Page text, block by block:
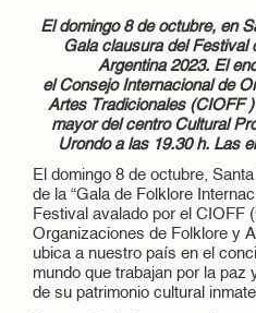
El domingo 8 de octubre, en
Gala clausura del Festival
Argentina 2023. El
el Consejo Internacional de
Artes Tradicionales (CIOFF
mayor del centro Cultural
Urondo a las 19.30 h. Las
El domingo 8 de octubre,
de la “Gala de Folklore
Festival avalado por el CIOFF
Organizaciones de Folklore y
ubica a nuestro país en el
mundo que trabajan por la paz
de su patrimonio cultural